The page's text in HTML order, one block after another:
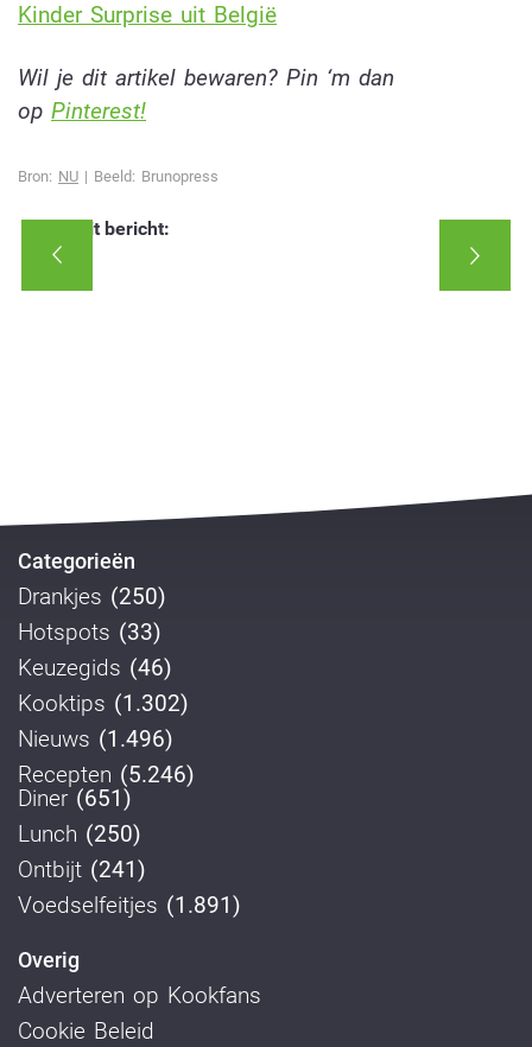
Kinder Surprise uit België
Wil je dit artikel bewaren? Pin ‘m dan
op Pinterest!
Bron: NU | Beeld: Brunopress
Deel dit bericht:
Categorieën
Drankjes (250)
Hotspots (33)
Keuzegids (46)
Kooktips (1.302)
Nieuws (1.496)
Recepten (5.246)
Diner (651)
Lunch (250)
Ontbijt (241)
Voedselfeitjes (1.891)
Overig
Adverteren op Kookfans
Cookie Beleid